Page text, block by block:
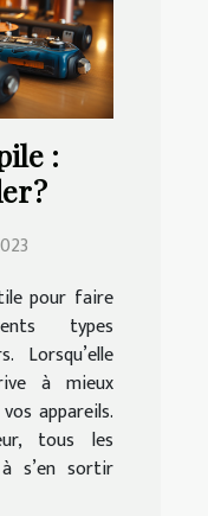
:
?
pour faire
types
Lorsqu’elle
à mieux
appareils.
tous les
s’en sortir